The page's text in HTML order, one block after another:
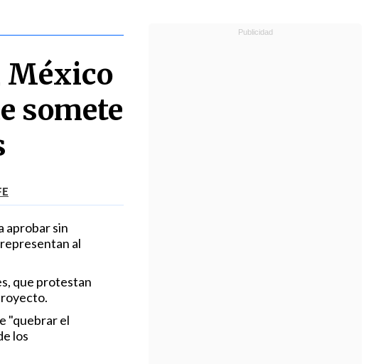
México
somete
aprobar sin
al
que protestan
"quebrar el
los